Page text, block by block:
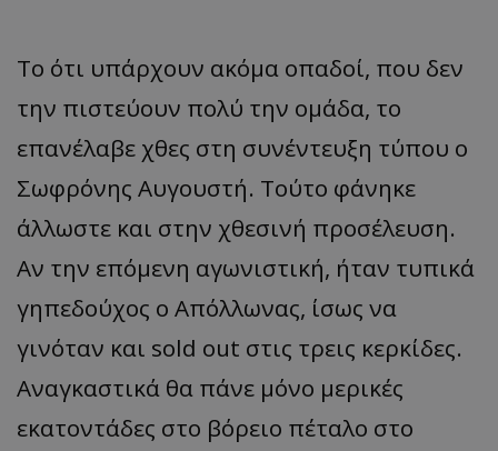
Το ότι υπάρχουν ακόμα οπαδοί, που δεν
την πιστεύουν πολύ την ομάδα, το
επανέλαβε χθες στη συνέντευξη τύπου ο
Σωφρόνης Αυγουστή. Τούτο φάνηκε
άλλωστε και στην χθεσινή προσέλευση.
Αν την επόμενη αγωνιστική, ήταν τυπικά
γηπεδούχος ο Απόλλωνας, ίσως να
γινόταν και sold out στις τρεις κερκίδες.
Αναγκαστικά θα πάνε μόνο μερικές
εκατοντάδες στο βόρειο πέταλο στο